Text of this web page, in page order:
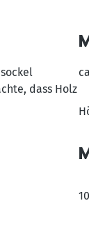
dass Holz